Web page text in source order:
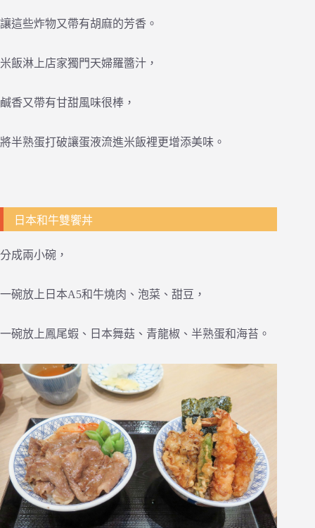
讓這些炸物又帶有胡麻的芳香。
米飯淋上店家獨門天婦羅醬汁，
鹹香又帶有甘甜風味很棒，
將半熟蛋打破讓蛋液流進米飯裡更增添美味。
日本和牛雙饗丼
分成兩小碗，
一碗放上日本A5和牛燒肉、泡菜、甜豆，
一碗放上鳳尾蝦、日本舞菇、青龍椒、半熟蛋和海苔。